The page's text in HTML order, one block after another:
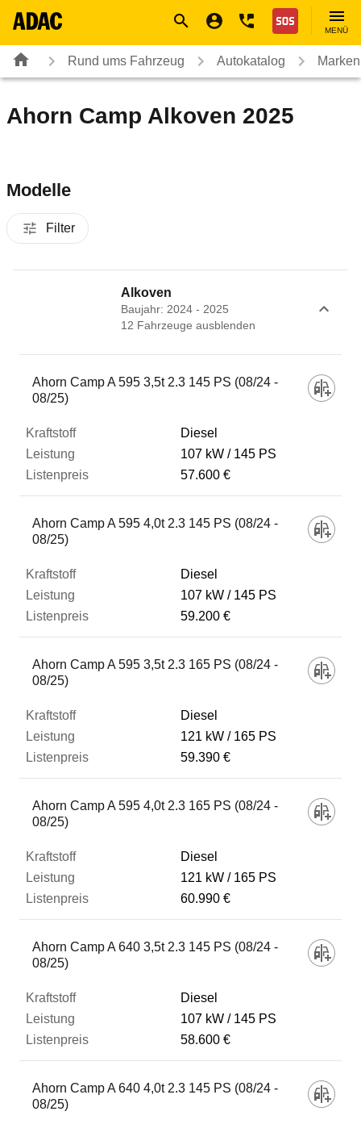
Nothilfe
MENÜ
Rund ums Fahrzeug Autokatalog
Ahorn Camp Alkoven 2025
Modelle
Filter
Alkoven
Baujahr: 2024 - 2025
12 Fahrzeuge ausblenden
Fahrzeug
Kraftstoff
Leistung
Listenpreis
Ahorn Camp A 595 3,5t 2.3 145 PS (08/24 -
08/25)
Diesel
107 kW
145 PS
57.600 €
Ahorn Camp A 595 4,0t 2.3 145 PS (08/24 -
08/25)
Diesel
107 kW
145 PS
59.200 €
Ahorn Camp A 595 3,5t 2.3 165 PS (08/24 -
08/25)
Diesel
121 kW
165 PS
59.390 €
Ahorn Camp A 595 4,0t 2.3 165 PS (08/24 -
08/25)
Diesel
121 kW
165 PS
60.990 €
Ahorn Camp A 640 3,5t 2.3 145 PS (08/24 -
08/25)
Diesel
107 kW
145 PS
58.600 €
Ahorn Camp A 640 4,0t 2.3 145 PS (08/24 -
08/25)